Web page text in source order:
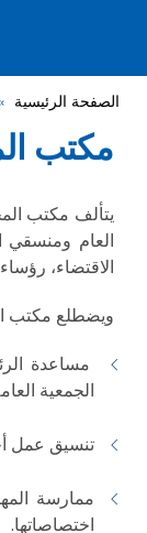
الصفحة الرئيسية
مكتب
يتألف مكتب
العام ومنسقي
الاقتضاء،
ويضطلع مكتب
مساعدة
الجمعية
تنسيق عمل
ممارسة
اختصاصاتها.